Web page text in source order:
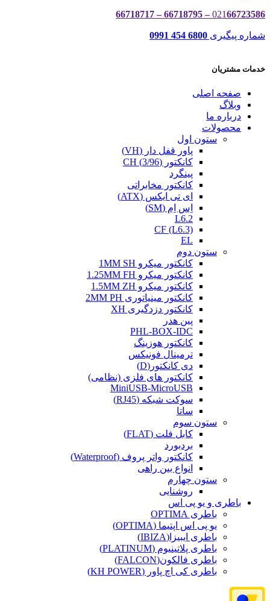
02166723586 – 66718795 – 66718717
شماره پیگیری 6800 454 0991
خدمات مشتریان
صفحه اصلی
وبلاگ
درباره ما
محصولات
ستون اول
پاور قفل دار (VH)
کانکتور (3/96) CH
پینگرد
کانکتور مخابراتی
ای تی ایکس (ATX)
اِس اِم (SM)
L6.2
CF (L6.3)
EL
ستون دوم
کانکتور میکرو 1MM SH
کانکتور میکرو 1.25MM FH
کانکتور میکرو 1.5MM ZH
کانکتور مینیاتوری 2MM PH
کانکتور دزدگیری XH
پین هدر
PHL-BOX-IDC
کانکتور هوزینگ
ترمینال فونیکس
دی کانکتور(D)
کانکتور های فلزی (نظامی)
MiniUSB-MicroUSB
سوکت شبکه (RJ45)
ساتا
ستون سوم
کابل فلت (FLAT)
بردبورد
کانکتور واتر پروف (Waterproof)
انواع بین راهی
ستون چهارم
روشنایی
باطری و یو پی اس
باطری OPTIMA
یو پی اس اپتیما (OPTIMA)
باطری ایبیزا(IBIZA)
باطری پلاتینیوم (PLATINUM)
باطری فالکون(FALCON)
باطری کی اچ پاور (KH POWER)